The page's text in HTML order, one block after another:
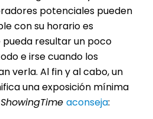
potenciales pueden
con su horario es
resultar un poco
e irse cuando los
verla. Al fin y al cabo, un
una exposición mínima
ShowingTime aconseja: